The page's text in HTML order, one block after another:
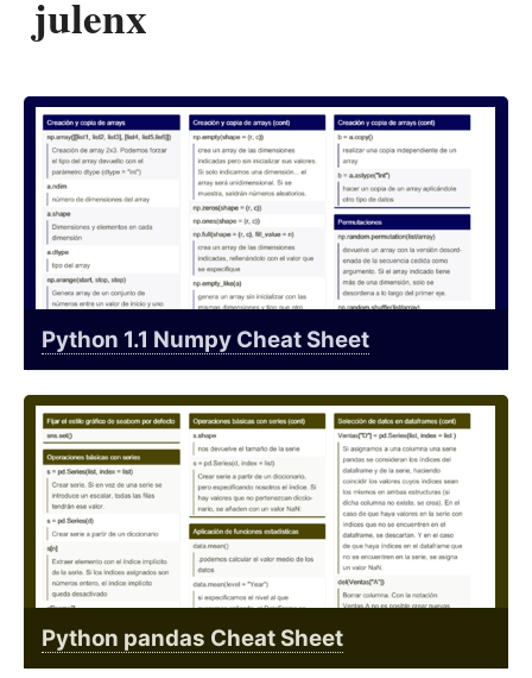
julenx
Python 1.1 Numpy Cheat Sheet
Python pandas Cheat Sheet